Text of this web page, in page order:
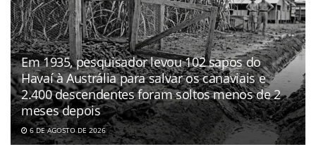
Em 1935, pesquisador levou 102 sapos do
Havaí à Austrália para salvar os canaviais e
2.400 descendentes foram soltos menos de 2
meses depois
6 DE AGOSTO DE 2026